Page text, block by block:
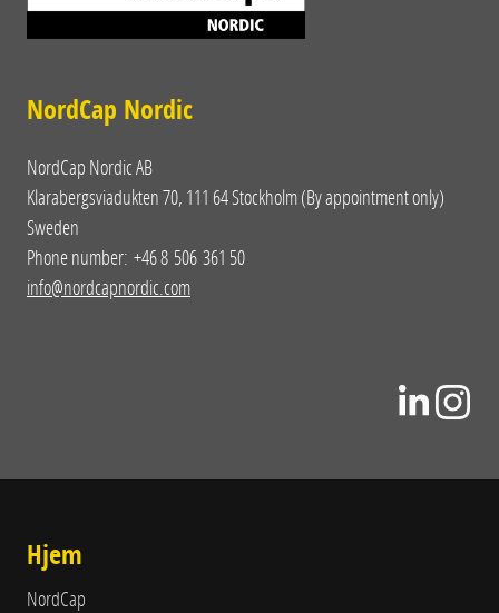
NordCap Nordic
NordCap Nordic AB
Klarabergsviadukten 70, 111 64 Stockholm (By appointment only)
Sweden
Phone number: +46 8 506 361 50
info@nordcapnordic.com
Hjem
NordCap